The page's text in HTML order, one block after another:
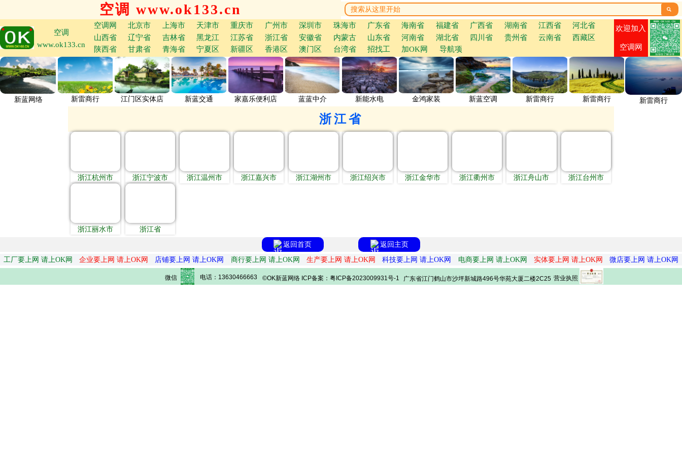
空调 www.ok133.cn 
空调
www.ok133.cn
空调网 北京市 上海市 天津市 重庆市 广州市 深圳市 珠海市 广东省 海南省 福建省 广西省 湖南省 江西省
河北省
山西省
辽宁省 吉林省 黑龙江 江苏省 浙江省 安徽省 内蒙古 山东省 河南省 湖北省 四川省 贵州省 云南省
西藏区
陕西省
甘肃省 青海省 宁夏区 新疆区 香港区 澳门区 台湾省 招找工 加OK网 导航项
欢迎加入
空调网
新蓝网络 新雷商行 江门区实体店 新蓝交通 家嘉乐便利店 蓝蓝中介 新能水电 金鸿家装 新蓝空调 新雷商行 新雷商行 新雷商行
浙江省
浙江杭州市 浙江宁波市 浙江温州市 浙江嘉兴市 浙江湖州市 浙江绍兴市 浙江金华市 浙江衢州市 浙江舟山市 浙江台州市
浙江丽水市
浙江省
返回首页
返回主页
工厂要上网 请上OK网
企业要上网 请上OK网 店铺要上网 请上OK网 商行要上网 请上OK网 生产要上网 请上OK网 科技要上网 请上OK网 电商要上网 请上OK网 实体要上网 请上OK网 微店要上网 请上OK网
微信 电话：13630466663 ©OK新蓝网络 ICP备案：粤ICP备2023009931号-1 广东省江门鹤山市沙坪新城路496号华苑大厦二楼2C25 营业执照